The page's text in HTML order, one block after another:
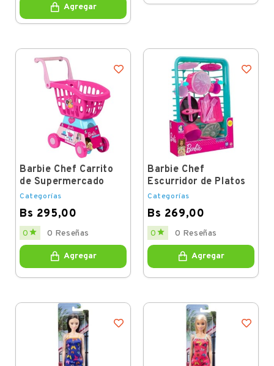
Agregar
Barbie Chef Carrito
de Supermercado
Categorías
Bs 295,00
Price
0  0 Reseñas
Agregar
Barbie Chef
Escurridor de Platos
Categorías
Bs 269,00
Price
0  0 Reseñas
Agregar